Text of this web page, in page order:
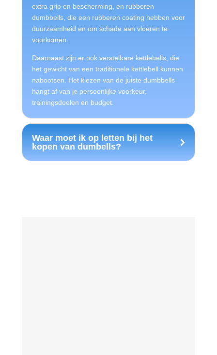
extra grip en bescherming, en rubberen
dumbbells, die een rubberen coating hebben voor
duurzaamheid en om schade aan vloeren te
voorkomen.
Daarnaast zijn er ook verstelbare kettlebells, die
het gewicht van een traditionele kettlebell kunnen
nabootsen. Het kiezen van de juiste dumbbells
hangt af van je persoonlijke voorkeur,
trainingsdoelen en budget.
Waar moet ik op letten bij het
kopen van dumbells?